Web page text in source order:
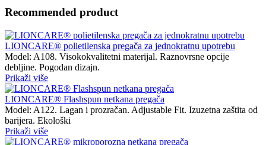
Recommended product
LIONCARE® polietilenska pregača za jednokratnu upotrebu
Model: A108. Visokokvalitetni materijal. Raznovrsne opcije
debljine. Pogodan dizajn.
Prikaži više
LIONCARE® Flashspun netkana pregača
Model: A122. Lagan i prozračan. Adjustable Fit. Izuzetna zaštita od
barijera. Ekološki
Prikaži više